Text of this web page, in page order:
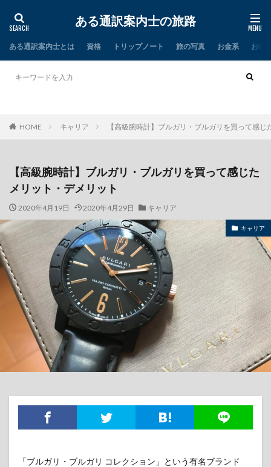
ある通訳案内士の旅路
ある通訳案内士とは 資格 トリップノート 旅の写真 お金系 お仕
HOME キャリア 【高級腕時計】ブルガリ・ブルガリを買って感
【高級腕時計】ブルガリ・ブルガリを買って感じた
メリット・デメリット
2020年4月19日 2020年4月29日 キャリア
キャリア
「ブルガリ・ブルガリ コレクション」という有名ブランド